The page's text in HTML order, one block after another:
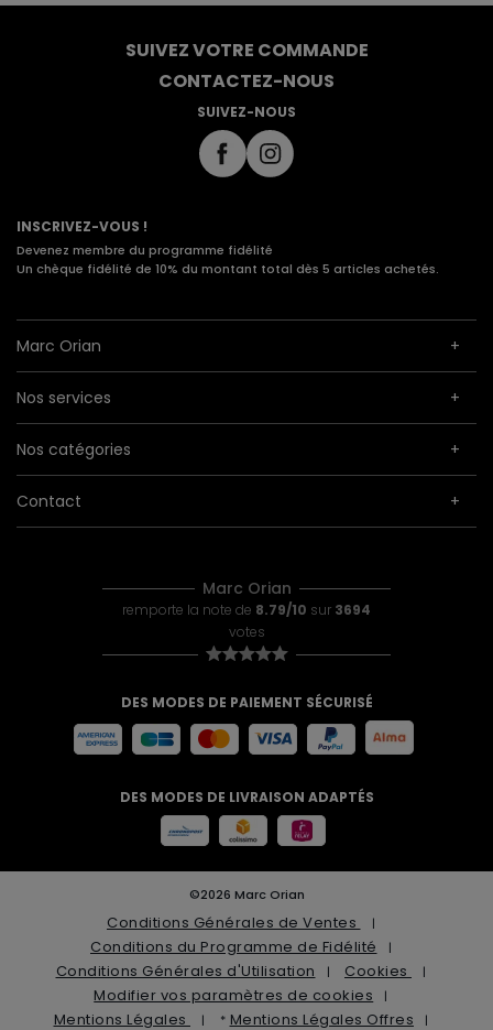
SUIVEZ VOTRE COMMANDE
CONTACTEZ-NOUS
SUIVEZ-NOUS
INSCRIVEZ-VOUS !
Devenez membre du programme fidélité
Un chèque fidélité de 10% du montant total dès 5 articles achetés.
Marc Orian
Nos services
Nos catégories
Contact
Marc Orian
remporte la note de 8.79/10 sur 3694
votes
DES MODES DE PAIEMENT SÉCURISÉ
DES MODES DE LIVRAISON ADAPTÉS
©2026 Marc Orian
Conditions Générales de Ventes
Conditions du Programme de Fidélité
Conditions Générales d'Utilisation
Cookies
Modifier vos paramètres de cookies
Mentions Légales
* Mentions Légales Offres